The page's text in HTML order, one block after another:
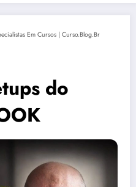
Em Cursos | Curso.blog.br
do